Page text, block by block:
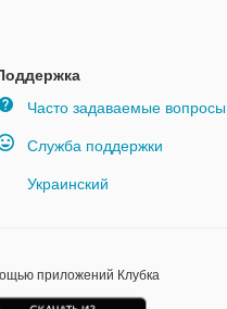
Часто задаваемые вопросы
Служба поддержки
Украинский
приложений Клубка